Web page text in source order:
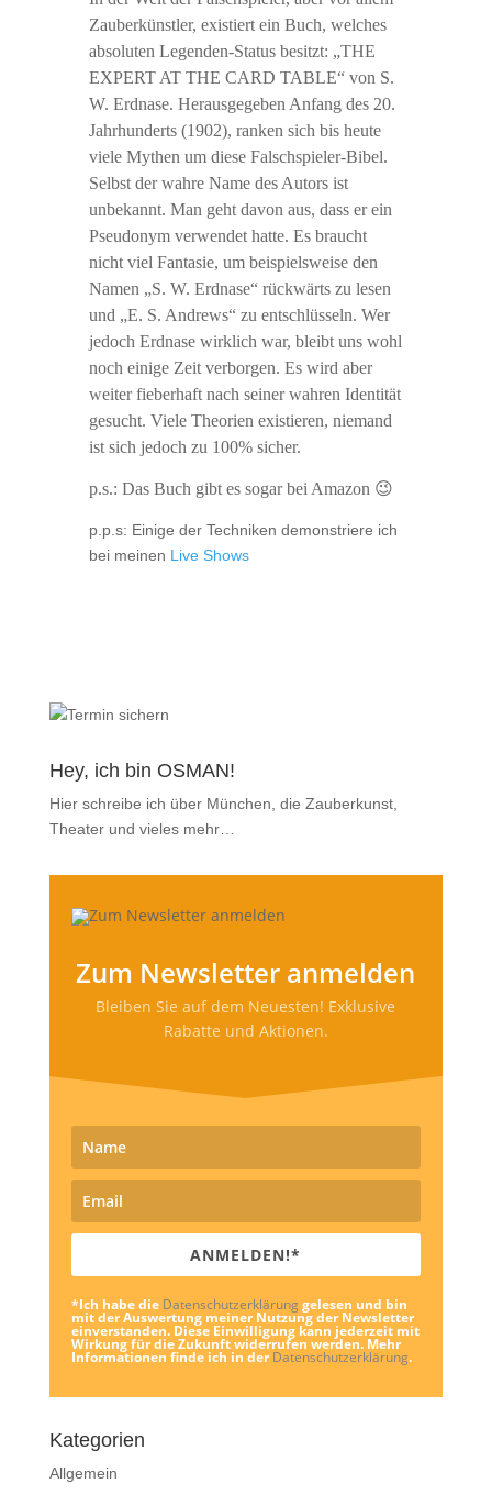
Zauberkünstler, existiert ein Buch, welches
absoluten Legenden-Status besitzt: „THE
EXPERT AT THE CARD TABLE“ von S.
W. Erdnase. Herausgegeben Anfang des 20.
Jahrhunderts (1902), ranken sich bis heute
viele Mythen um diese Falschspieler-Bibel.
Selbst der wahre Name des Autors ist
unbekannt. Man geht davon aus, dass er ein
Pseudonym verwendet hatte. Es braucht
nicht viel Fantasie, um beispielsweise den
Namen „S. W. Erdnase“ rückwärts zu lesen
und „E. S. Andrews“ zu entschlüsseln. Wer
jedoch Erdnase wirklich war, bleibt uns wohl
noch einige Zeit verborgen. Es wird aber
weiter fieberhaft nach seiner wahren Identität
gesucht. Viele Theorien existieren, niemand
ist sich jedoch zu 100% sicher.
p.s.: Das Buch gibt es sogar bei Amazon 😉
p.p.s: Einige der Techniken demonstriere ich
bei meinen Live Shows
Hey, ich bin OSMAN!
Hier schreibe ich über München, die Zauberkunst,
Theater und vieles mehr…
Zum Newsletter anmelden
Bleiben Sie auf dem Neuesten! Exklusive
Rabatte und Aktionen.
ANMELDEN!*
*Ich habe die Datenschutzerklärung gelesen und bin
mit der Auswertung meiner Nutzung der Newsletter
einverstanden. Diese Einwilligung kann jederzeit mit
Wirkung für die Zukunft widerrufen werden. Mehr
Informationen finde ich in derDatenschutzerklärung.
Kategorien
Allgemein